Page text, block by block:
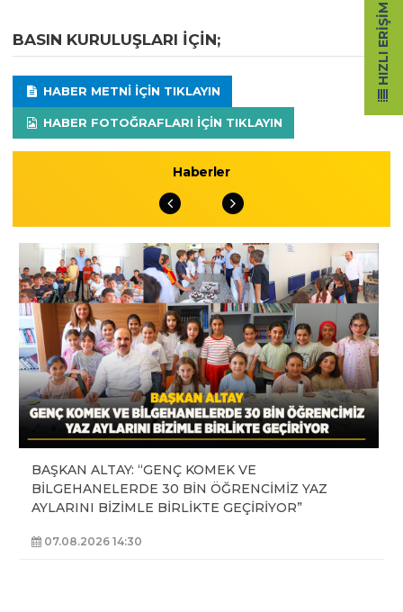
BASIN KURULUŞLARI IÇIN;
HABER METNI IÇIN TIKLAYIN
HABER FOTOĞRAFLARI IÇIN TIKLAYIN
Haberler
BAŞKAN ALTAY: “GENÇ KOMEK VE
BİLGEHANELERDE 30 BİN ÖĞRENCİMİZ YAZ
AYLARINI BİZİMLE BİRLİKTE GEÇİRİYOR”
07.08.2026 14:30
HIZLI ERIŞIM